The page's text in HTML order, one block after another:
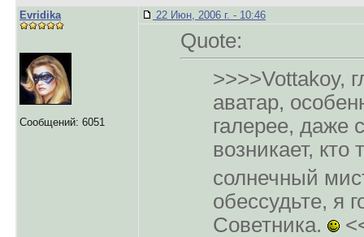
Evridika
Сообщений: 6051
22 Июн, 2006 г. - 10:46
Quote:
>>>>Vottakoy,
аватар,
галерее, даже
возникает, кто
солнечный
обессудьте, я
Советника.